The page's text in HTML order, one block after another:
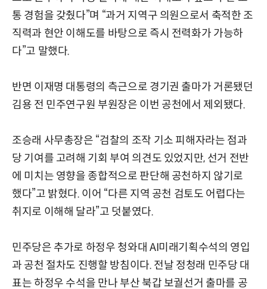
통 경험을 갖췄다”며 “과거 지역구 의원으로서 축적한 조
직력과 현안 이해도를 바탕으로 즉시 전력화가 가능하
다”고 말했다.
반면 이재명 대통령의 측근으로 경기권 출마가 거론됐던
김용 전 민주연구원 부원장은 이번 공천에서 제외됐다.
조승래 사무총장은 “검찰의 조작 기소 피해자라는 점과
당 기여를 고려해 기회 부여 의견도 있었지만, 선거 전반
에 미치는 영향을 종합적으로 판단해 공천하지 않기로
했다”고 밝혔다. 이어 “다른 지역 공천 검토도 어렵다는
취지로 이해해 달라”고 덧붙였다.
민주당은 추가로 하정우 청와대 AI미래기획수석의 영입
과 공천 절차도 진행할 방침이다. 전날 정청래 민주당 대
표는 하정우 수석을 만나 부산 북갑 보궐선거 출마를 공